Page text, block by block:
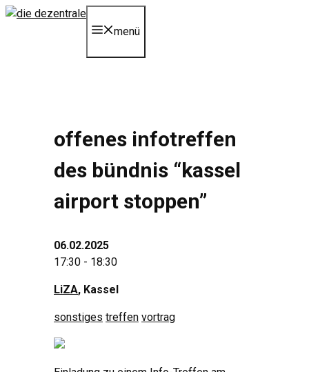
Zum
menü
offenes infotreffen
des bündnis “kassel
airport stoppen”
06.02.2025
17:30 - 18:30
LiZA, Kassel
sonstiges treffen vortrag